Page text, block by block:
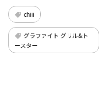
chiii
グラファイト グリル&ト
ースター